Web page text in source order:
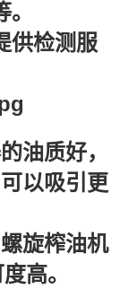
供检测服
油质好，
以吸引更
螺旋榨油机
高。